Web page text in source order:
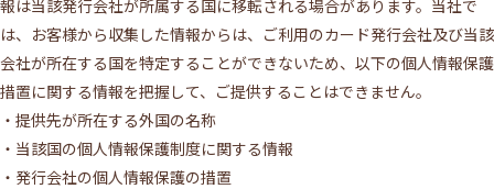
報は当該発行会社が所属する国に移転される場合があります。当社で
は、お客様から収集した情報からは、ご利用のカード発行会社及び当該
会社が所在する国を特定することができないため、以下の個人情報保護
措置に関する情報を把握して、ご提供することはできません。
・提供先が所在する外国の名称
・当該国の個人情報保護制度に関する情報
・発行会社の個人情報保護の措置